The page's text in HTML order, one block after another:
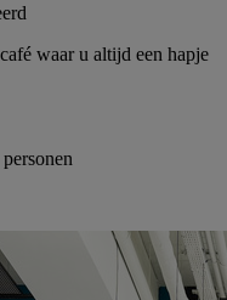
waar u altijd een hapje